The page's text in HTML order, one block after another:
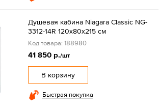
Душевая кабина Niagara Classic NG-
3312-14R 120х80х215 см
Код товара: 188980
41 850 р./шт
В корзину
Быстрая покупка